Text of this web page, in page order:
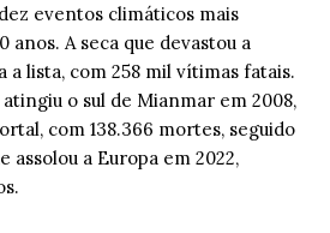
eventos climáticos mais
anos. A seca que devastou a
a lista, com 258 mil vítimas fatais.
o sul de Mianmar em 2008,
com 138.366 mortes, seguido
assolou a Europa em 2022,